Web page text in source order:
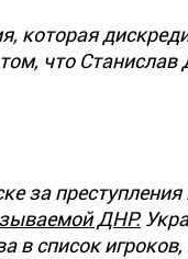
которая
что
за преступления
ДНР.
в список